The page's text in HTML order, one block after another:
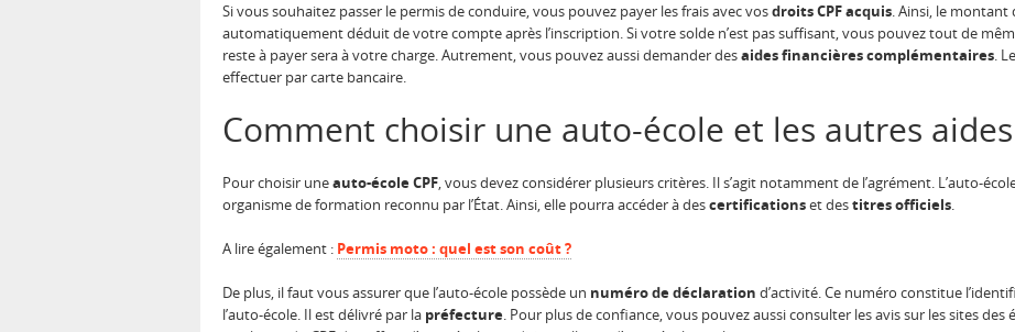
Si vous souhaitez passer le permis de conduire, vous pouvez payer les frais avec vosdroits CPF acquis. Ainsi, le
automatiquement déduit de votre compte après l’inscription. Si votre solde n’est pas suffisant, vous pouvez tout de
reste à payer sera à votre charge. Autrement, vous pouvez aussi demander desaides financières complémentaires.
effectuer par carte bancaire.
Comment choisir une auto-école et les autres aides
Pour choisir uneauto-école CPF, vous devez considérer plusieurs critères. Il s’agit notamment de l’agrément. L’auto-
organisme de formation reconnu par l’État. Ainsi, elle pourra accéder à descertificationset destitres officiels.
A lire également : Permis moto : quel est son coût ?
De plus, il faut vous assurer que l’auto-école possède un numéro de déclaration d’activité. Ce numéro constitue
l’auto-école. Il est délivré par la préfecture. Pour plus de confiance, vous pouvez aussi consulter les avis sur les sites des